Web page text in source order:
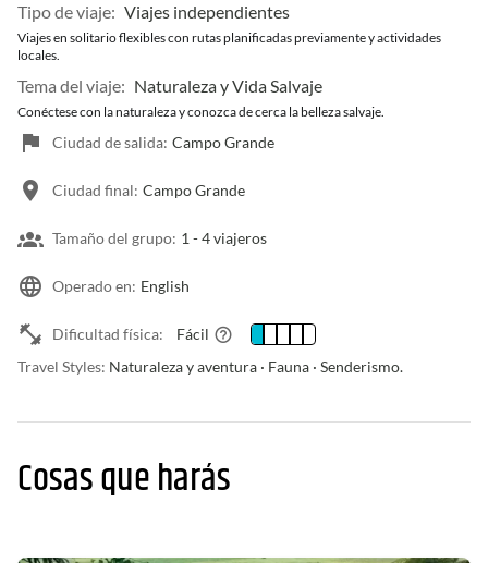
Tipo de viaje: Viajes independientes
Viajes en solitario flexibles con rutas planificadas previamente y actividades
locales.
Tema del viaje: Naturaleza y Vida Salvaje
Conéctese con la naturaleza y conozca de cerca la belleza salvaje.
Ciudad de salida: Campo Grande
Ciudad final: Campo Grande
Tamaño del grupo: 1 -4 viajeros
Operado en: English
Dificultad física:
Fácil
Travel Styles: Naturaleza y aventura · Fauna · Senderismo.
Cosas que harás